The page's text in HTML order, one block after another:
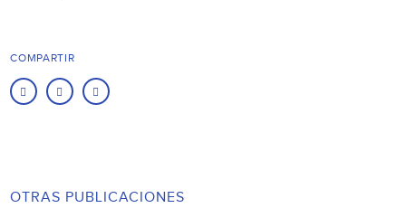
COMPARTIR
OTRAS PUBLICACIONES